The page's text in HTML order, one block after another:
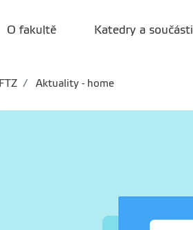
O fakultě Katedry a součásti
FTZ Aktuality - home